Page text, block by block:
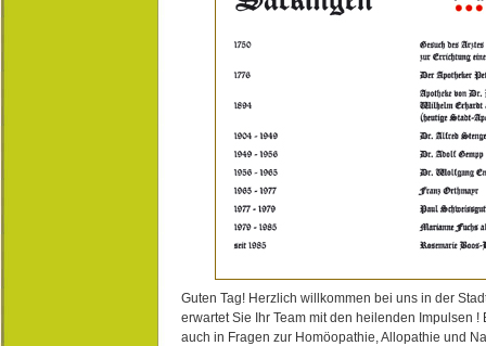
Guten Tag! Herzlich willkommen bei uns in der
erwartet Sie Ihr Team mit den heilenden Impulsen !
auch in Fragen zur Homöopathie, Allopathie und